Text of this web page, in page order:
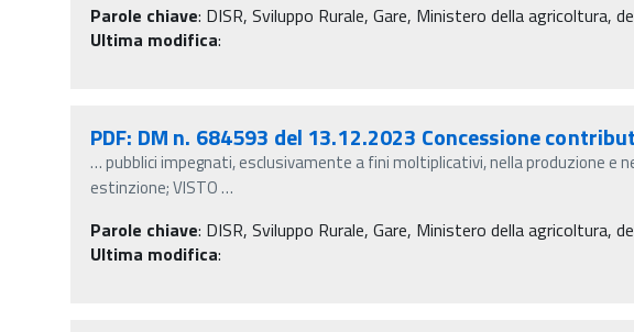
Parole chiave: DISR, Sviluppo Rurale, Gare, Ministero della agricoltura,
Ultima modifica:
PDF: DM n. 684593 del 13.12.2023 Concessione
…pubblici impegnati, esclusivamente a fini moltiplicativi, nella produzione e
estinzione; VISTO…
Parole chiave: DISR, Sviluppo Rurale, Gare, Ministero della agricoltura,
Ultima modifica: